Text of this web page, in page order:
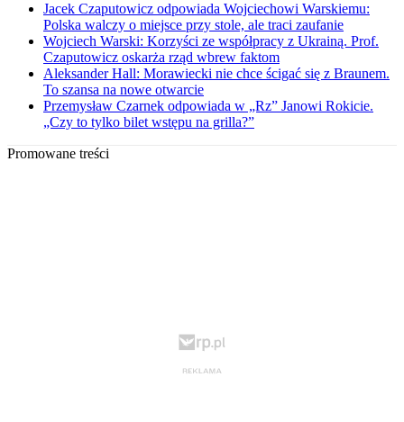
Jacek Czaputowicz odpowiada Wojciechowi Warskiemu:
Polska walczy o miejsce przy stole, ale traci zaufanie
Wojciech Warski: Korzyści ze współpracy z Ukrainą. Prof.
Czaputowicz oskarża rząd wbrew faktom
Aleksander Hall: Morawiecki nie chce ścigać się z Braunem.
To szansa na nowe otwarcie
Przemysław Czarnek odpowiada w „Rz” Janowi Rokicie.
„Czy to tylko bilet wstępu na grilla?”
Promowane treści